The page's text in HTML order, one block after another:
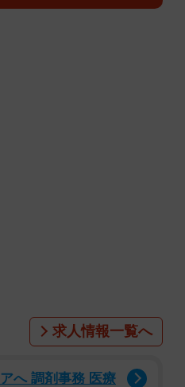
求人情報一覧へ
へ 調剤事務 医療